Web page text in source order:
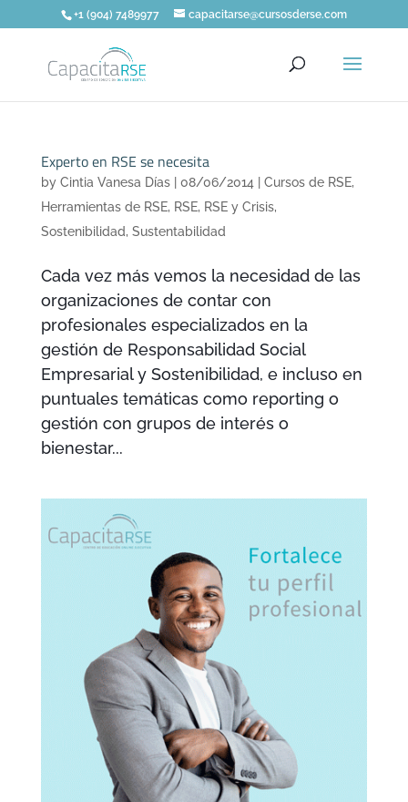
+1 (904) 7489977 capacitarse@cursosderse.com
Experto en RSE se necesita
by Cintia Vanesa Días| 08/06/2014 Cursos de RSE,
Herramientas de RSE, RSE, RSE y Crisis,
Sostenibilidad, Sustentabilidad
Cada vez más vemos la necesidad de las
organizaciones de contar con
profesionales especializados en la
gestión de Responsabilidad Social
Empresarial y Sostenibilidad, e incluso en
puntuales temáticas como reporting o
gestión con grupos de interés o
bienestar...